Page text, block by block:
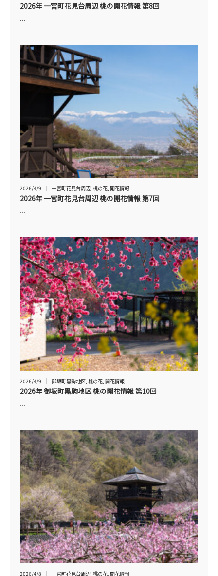
2026年 一宮町花見台周辺 桃の開花情報 第8回
…
2026/4/9 一宮町花見台周辺, 桃の花, 開花情報
2026年 一宮町花見台周辺 桃の開花情報 第7回
…
2026/4/9 御坂町黒駒地区 桃の花 開花情報
2026年 御坂町黒駒地区 桃の開花情報 第10回
…
2026/4/8 一宮町花見台周辺, 桃の花, 開花情報